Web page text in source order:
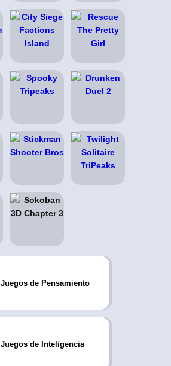
Juegos de Pensamiento
Juegos de Inteligencia